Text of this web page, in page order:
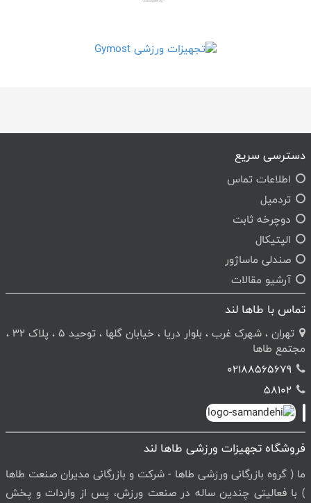
دسترسی سریع
اطلاعات تماس
تردمیل
دوچرخه ثابت
الپتیکال
صندلی ماساژور
آرشیو مقالات
تماس با طاها لند
تهران ، شهرک غرب ، بلوار دریا ، خیابان گلها ، توحید 5 ، پلاک 32 ،
مجتمع طاها
02188565679
58102
فروشگاه تجهیزات ورزشی طاها لند
ما ( گروه بازرگانی ورزشی طاها - شرکت و بازرگانی مدیران صنعت طاها
) با فعالیتی چندین ساله در صنعت ورزش، پس از واردات و پخش